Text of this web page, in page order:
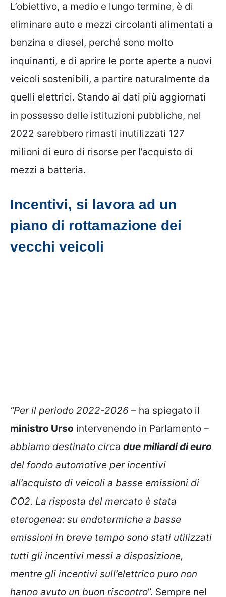
L’obiettivo, a medio e lungo termine, è di
eliminare auto e mezzi circolanti alimentati a
benzina e diesel, perché sono molto
inquinanti, e di aprire le porte aperte a nuovi
veicoli sostenibili, a partire naturalmente da
quelli elettrici. Stando ai dati più aggiornati
in possesso delle istituzioni pubbliche, nel
2022 sarebbero rimasti inutilizzati 127
milioni di euro di risorse per l’acquisto di
mezzi a batteria.
Incentivi, si lavora ad un
piano di rottamazione dei
vecchi veicoli
“Per il periodo 2022-2026 – ha spiegato il
ministro Urso intervenendo in Parlamento –
abbiamo destinato circa due miliardi di euro
del fondo automotive per incentivi
all’acquisto di veicoli a basse emissioni di
CO2. La risposta del mercato è stata
eterogenea: su endotermiche a basse
emissioni in breve tempo sono stati utilizzati
tutti gli incentivi messi a disposizione,
mentre gli incentivi sull’elettrico puro non
hanno avuto un buon riscontro”. Sempre nel